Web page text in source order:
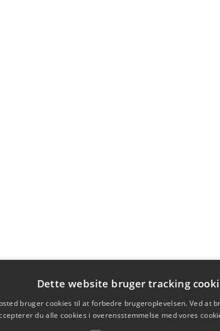
Dette website bruger tracking
bruger cookies til at forbedre brugeroplevelsen. Ved at
du alle cookies i overensstemmelse med vores